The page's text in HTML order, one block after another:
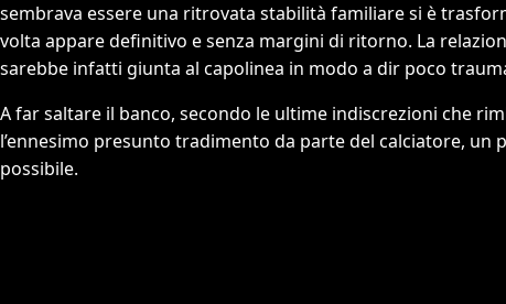
sembrava essere una ritrovata stabilità familiare si è
volta appare definitivo e senza margini di ritorno. La
sarebbe infatti giunta al capolinea in modo a dir poco
A far saltare il banco, secondo le ultime indiscrezioni che
l’ennesimo presunto tradimento da parte del calciatore,
possibile.